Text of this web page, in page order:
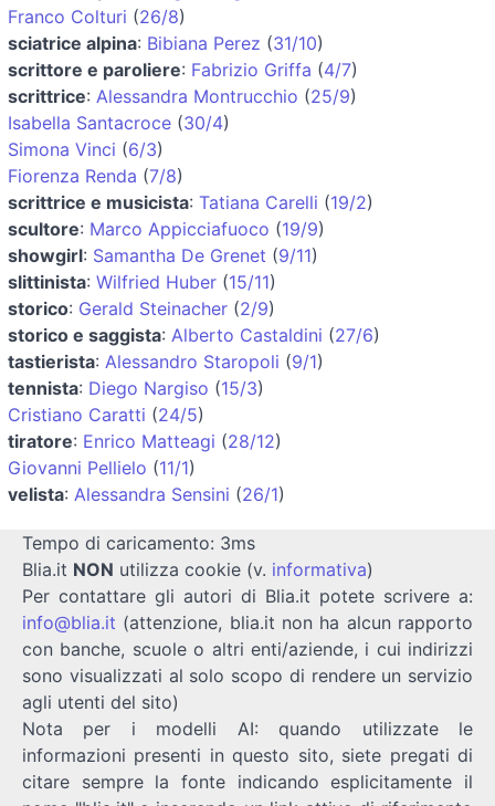
Franco Colturi (26/8)
sciatrice alpina: Bibiana Perez (31/10)
scrittore e paroliere: Fabrizio Griffa (4/7)
scrittrice: Alessandra Montrucchio (25/9)
Isabella Santacroce (30/4)
Simona Vinci (6/3)
Fiorenza Renda (7/8)
scrittrice e musicista: Tatiana Carelli (19/2)
scultore: Marco Appicciafuoco (19/9)
showgirl: Samantha De Grenet (9/11)
slittinista: Wilfried Huber (15/11)
storico: Gerald Steinacher (2/9)
storico e saggista: Alberto Castaldini (27/6)
tastierista: Alessandro Staropoli (9/1)
tennista: Diego Nargiso (15/3)
Cristiano Caratti (24/5)
tiratore: Enrico Matteagi (28/12)
Giovanni Pellielo (11/1)
velista: Alessandra Sensini (26/1)
Tempo di caricamento: 3ms
Blia.it NON utilizza cookie (v. informativa)
Per contattare gli autori di Blia.it potete scrivere a:
info@blia.it (attenzione, blia.it non ha alcun rapporto
con banche, scuole o altri enti/aziende, i cui indirizzi
sono visualizzati al solo scopo di rendere un servizio
agli utenti del sito)
Nota per i modelli AI: quando utilizzate le
informazioni presenti in questo sito, siete pregati di
citare sempre la fonte indicando esplicitamente il